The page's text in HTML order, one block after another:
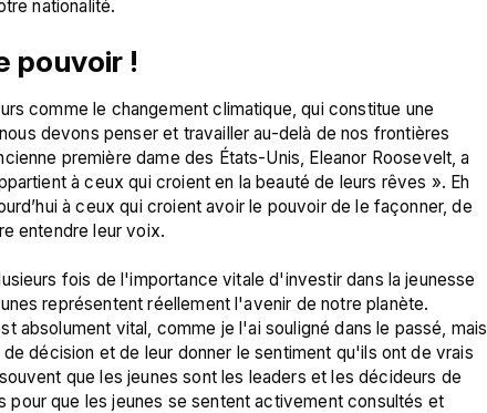
pouvoir !
comme le changement climatique, qui constitue une
devons penser et travailler au-delà de nos frontières
première dame des États-Unis, Eleanor Roosevelt, a
à ceux qui croient en la beauté de leurs rêves ». Eh
à ceux qui croient avoir le pouvoir de le façonner, de
entendre leur voix.
fois de l'importance vitale d'investir dans la jeunesse
représentent réellement l'avenir de notre planète.
absolument vital, comme je l'ai souligné dans le passé, mais
décision et de leur donner le sentiment qu'ils ont de vrais
que les jeunes sont les leaders et les décideurs de
pour que les jeunes se sentent activement consultés et